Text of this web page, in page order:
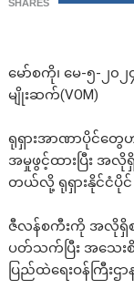
SHARES
မော်စကို၊ မေ-၅-၂၀၂
မျိုးဆက်(VOM)
ရုရှားအာဏာပိုင်တွေ
အမှုဖွင့်ထားပြီး အ
တယ်လို့ ရုရှားနိုင်ငံပို
ဇီလန်စကီးကို အလိုရှိစ
ပတ်သက်ပြီး အသေ
ပြည်ထဲရေးဝန်ကြီးဌ